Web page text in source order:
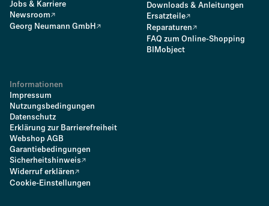
Jobs & Karriere
Newsroom
Georg Neumann GmbH
Downloads & Anleitungen
Ersatzteile
Reparaturen
FAQ zum Online-Shopping
BIMobject
Informationen
Impressum
Nutzungsbedingungen
Datenschutz
Erklärung zur Barrierefreiheit
Webshop AGB
Garantiebedingungen
Sicherheitshinweis
Widerruf erklären
Cookie-Einstellungen